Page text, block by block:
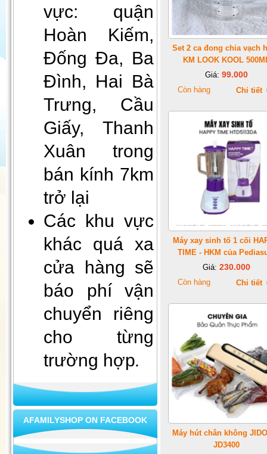
Gối Vietnam Airlines màu xanh
(30cmx35cm)
Đèn decor, đèn ngủ để bàn
Xà bông mùi già - tài lộc vào
nhà
vực: quận
Hoàn Kiếm,
Đống Đa, Ba
Đình, Hai Bà
Trưng, Cầu
Giấy, Thanh
Xuân trong
bán kính 7km
trở lại
Các khu vực
khác quá xa
cửa hàng sẽ
báo phí vận
chuyển riêng
cho từng
trường hợp.
AFAMILYSHOP ON FACEBOOK
Set 2 ca đong chia vạch
KM LOOK KOOL
Giá: 99.000
Còn hàng Chi tiết
Máy xay sinh tố 1 cối
TIME - HKM của
Giá: 230.000
Còn hàng Chi tiết
Máy hút chân không
JD3400